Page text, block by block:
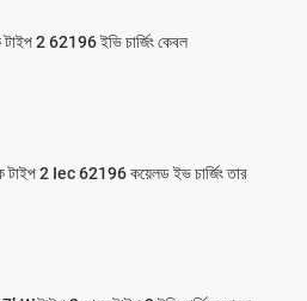
2 62196 ইভি চার্জিং কেবল
2 Iec 62196 কয়েলড ইভ চার্জিং তার